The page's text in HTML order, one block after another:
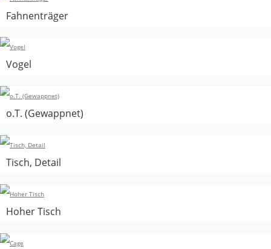
Fahnenträger
Vogel
o.T. (Gewappnet)
Tisch, Detail
Hoher Tisch